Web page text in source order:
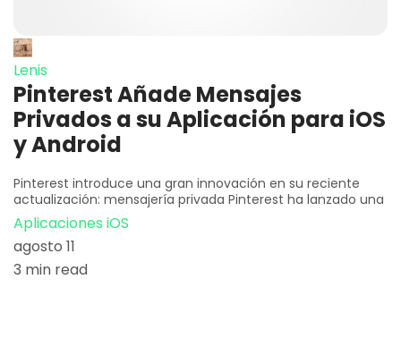
Lenis
Pinterest Añade Mensajes
Privados a su Aplicación para iOS
y Android
Pinterest introduce una gran innovación en su reciente
actualización: mensajería privada Pinterest ha lanzado una
Aplicaciones iOS
agosto 11
3 min read